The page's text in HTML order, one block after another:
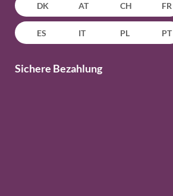
DK AT CH FR
ES IT PL PT
Sichere Bezahlung